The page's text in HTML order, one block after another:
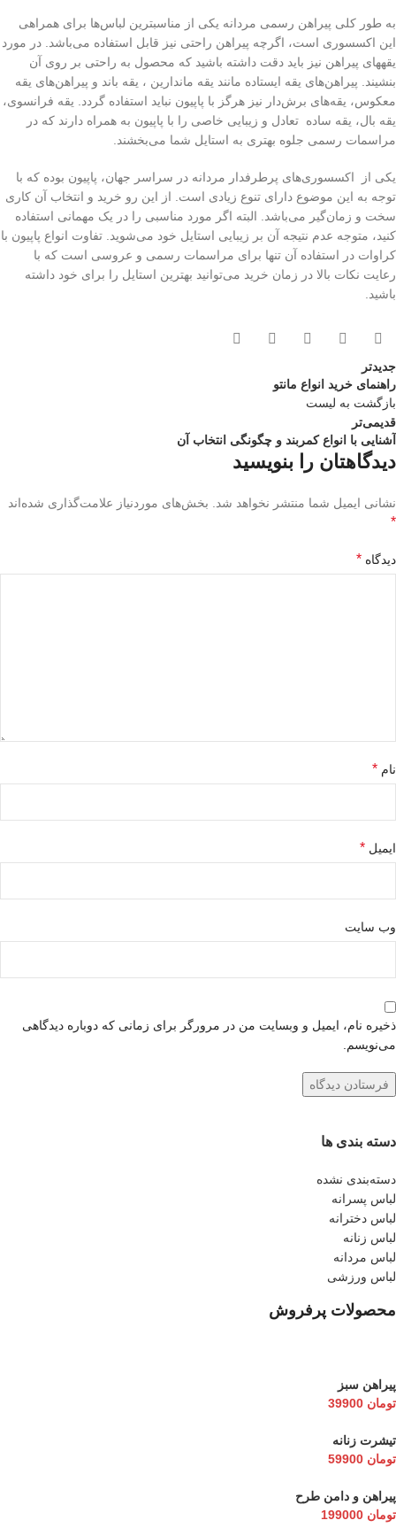
به طور کلی پیراهن رسمی مردانه یکی از مناسب‎ترین لباس‌ها برای همراهی
این اکسسوری است، اگرچه پیراهن راحتی نیز قابل استفاده می‌‏باشد. در مورد
یقه‎های پیراهن نیز باید دقت داشته باشید که محصول به راحتی بر روی آن
بنشیند. پیراهن‌های یقه ایستاده مانند یقه ماندارین ، یقه باند‌ و پیراهن‌های یقه
معکوس، یقه‌‏های برش‌دار نیز هرگز با پاپیون نباید استفاده گردد. یقه فرانسوی،
یقه بال، یقه ساده تعادل و زیبایی خاصی را با پاپیون به همراه دارند که در
مراسمات رسمی جلوه بهتری به استایل شما می‌‏بخشند.
یکی از اکسسوری‌های پرطرفدار مردانه در سراسر جهان، پاپیون بوده که با
توجه به این موضوع دارای تنوع زیادی است. از این رو خرید و انتخاب آن کاری
سخت و زمان‌گیر می‌‏باشد. البته اگر مورد مناسبی را در یک مهمانی استفاده
کنید، متوجه عدم نتیجه آن بر زیبایی استایل خود می‌‏شوید. تفاوت انواع پاپیون با
کراوات در استفاده آن تنها برای مراسمات رسمی و عروسی است که با
رعایت نکات بالا در زمان خرید می‌توانید بهترین استایل را برای خود داشته
باشید.
جدیدتر
راهنمای خرید انواع مانتو
بازگشت به لیست
قدیمی‌تر
آشنایی با انواع کمربند و چگونگی انتخاب آن
دیدگاهتان را بنویسید
نشانی ایمیل شما منتشر نخواهد شد. بخش‌های موردنیاز علامت‌گذاری شده‌اند
*
دیدگاه *
نام *
ایمیل *
وب‌ سایت
ذخیره نام، ایمیل و وبسایت من در مرورگر برای زمانی که دوباره دیدگاهی
می‌نویسم.
دسته بندی ها
دسته‌بندی نشده
لباس پسرانه
لباس دخترانه
لباس زنانه
لباس مردانه
لباس ورزشی
محصولات پرفروش
پیراهن سبز
تومان
تیشرت زنانه
تومان
پیراهن و دامن طرح
تومان